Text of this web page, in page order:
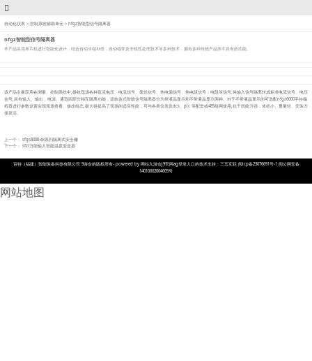
自动化仪表> 控制系统辅助单元> nfgz智能型信号隔离器
nfgz智能型信号隔离器
本产品采用单片机进行智能化设计，结合自动冷端补偿，自动稳零及非线性处理技术等多种技术，拥有多种传统产品所不具有的功能。
该产品主要应用在测量、控制系统中,接收现场各种直流电压、电流信号、毫伏信号、热电偶信号、热电阻信号，电阻等信号,将输入信号隔离转成标准电流信号、电压
信号,具有输入、输出、电源、通迅四部分相互隔离功能，该轨装式智能信号隔离器分为带液晶显示和不带液晶显示两种。对于不带液晶显示的可选配nfgz6000手持编
程器进行参数设置实现现场查看、修改组态,极大得提高了现场的适应性能，可与各类仪表及dcs、plc 等配套或485组网使用,抗干扰能力强，体积小、重量轻、安装方
便灵活。
上一个： sfgs8000-ex系列隔离式安全栅
下一个： sfzr万能输入智能温度变送器
百特（福建）智能装备科技有限公司 9游会的版权所有- powered by 网站九游会j9官网ag登录入口的技术支持：三五互联 闽icp备23076691号-1 闽公网安备
14010602004605号
网站地图